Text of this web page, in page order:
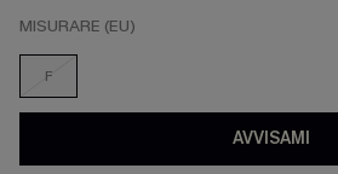
MISURARE (EU)
F
AVVISAMI